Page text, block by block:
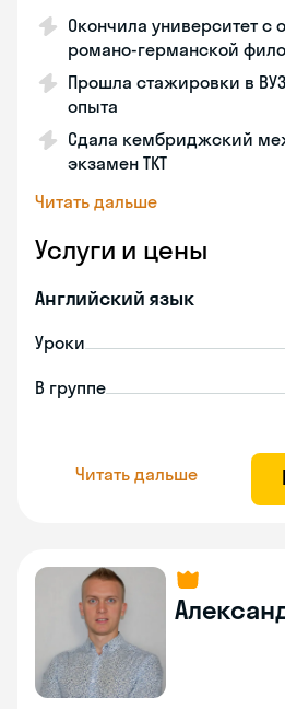
Окончила университет с
романо-германской
Прошла стажировки в
опыта
Сдала кембриджский
экзамен TKT
Читать дальше
Услуги и цены
Английский язык
Уроки
В группе
Читать дальше